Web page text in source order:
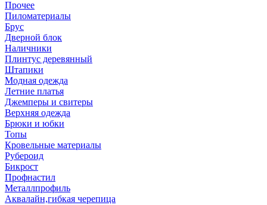
Прочее
Пиломатериалы
Брус
Дверной блок
Наличники
Плинтус деревянный
Штапики
Модная одежда
Летние платья
Джемперы и свитеры
Верхняя одежда
Брюки и юбки
Топы
Кровельные материалы
Рубероид
Бикрост
Профнастил
Металлпрофиль
Аквалайн,гибкая черепица